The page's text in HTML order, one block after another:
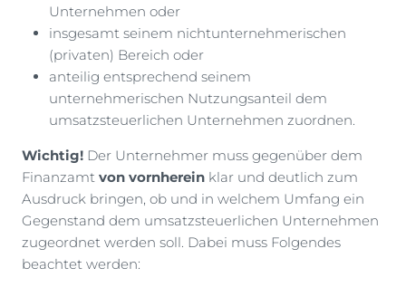
Unternehmen oder
insgesamt seinem nichtunternehmerischen
(privaten) Bereich oder
anteilig entsprechend seinem
unternehmerischen Nutzungsanteil dem
umsatzsteuerlichen Unternehmen zuordnen.
Wichtig! Der Unternehmer muss gegenüber dem
Finanzamt von vornherein klar und deutlich zum
Ausdruck bringen, ob und in welchem Umfang ein
Gegenstand dem umsatzsteuerlichen Unternehmen
zugeordnet werden soll. Dabei muss Folgendes
beachtet werden: